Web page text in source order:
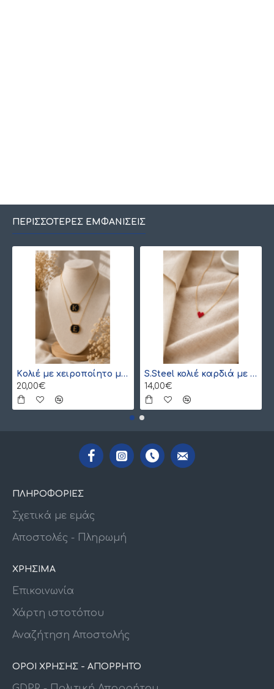
ΠΕΡΙΣΣΌΤΕΡΕΣ ΕΜΦΑΝΊΣΕΙΣ
Kολιέ με xειροποίητο μονόγραμμα από γιαπωνέζικες χάντρες Miyuki , χρυσό
20,00€
S.Steel κολιέ καρδιά με γιαπωνέζικες χάντρες Miyuki κόκκινο-χρυσό
14,00€
ΠΛΗΡΟΦΟΡΙΕΣ
Σχετικά με εμάς
Αποστολές - Πληρωμή
ΧΡΗΣΙΜΑ
Επικοινωνία
Χάρτη ιστοτόπου
Αναζήτηση Αποστολής
ΟΡΟΙ ΧΡΗΣΗΣ - ΑΠΟΡΡΗΤΟ